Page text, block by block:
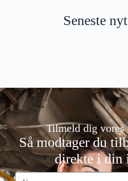
Seneste
Tilmeld dig vores
Så modtager du
direkte i din